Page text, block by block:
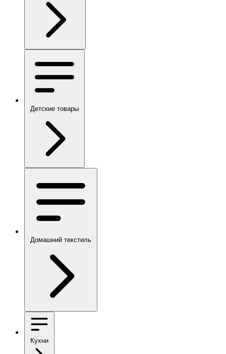
Детские товары
Домашний текстиль
Кухни